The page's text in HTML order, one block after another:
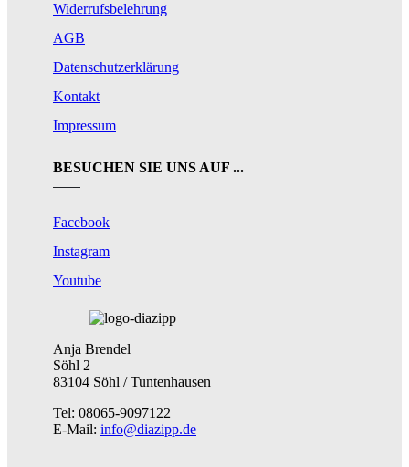
Widerrufsbelehrung
AGB
Datenschutzerklärung
Kontakt
Impressum
BESUCHEN SIE UNS AUF ...
Facebook
Instagram
Youtube
Anja Brendel
Söhl 2
83104 Söhl / Tuntenhausen
Tel: 08065-9097122
E-Mail: info@diazipp.de